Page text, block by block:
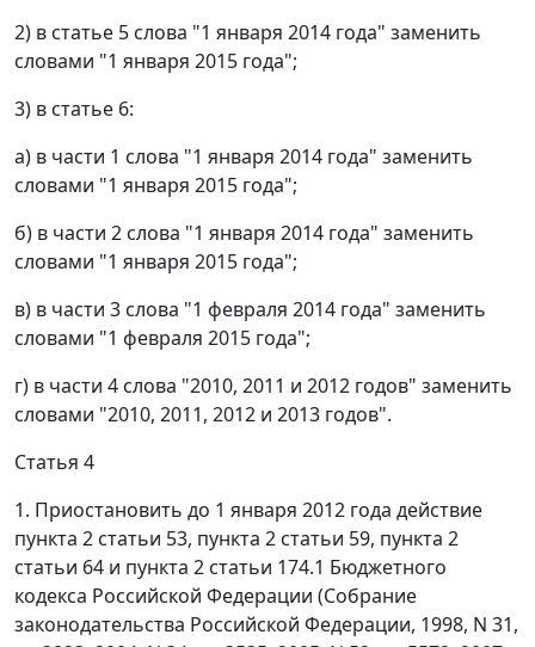
2) в статье 5 слова "1 января 2014 года" заменить
словами "1 января 2015 года";
3) в статье 6:
а) в части 1 слова "1 января 2014 года" заменить
словами "1 января 2015 года";
б) в части 2 слова "1 января 2014 года" заменить
словами "1 января 2015 года";
в) в части 3 слова "1 февраля 2014 года" заменить
словами "1 февраля 2015 года";
г) в части 4 слова "2010, 2011 и 2012 годов" заменить
словами "2010, 2011, 2012 и 2013 годов".
Статья 4
1. Приостановить до 1 января 2012 года действие
пункта 2 статьи 53, пункта 2 статьи 59, пункта 2
статьи 64 и пункта 2 статьи 174.1 Бюджетного
кодекса Российской Федерации (Собрание
законодательства Российской Федерации, 1998, N 31,